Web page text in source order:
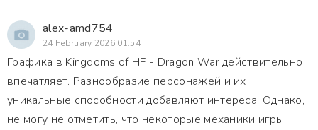
alex-amd754
24 February 2026 01:54
Графика в Kingdoms of HF - Dragon War действительно
впечатляет. Разнообразие персонажей и их
уникальные способности добавляют интереса. Однако,
не могу не отметить, что некоторые механики игры